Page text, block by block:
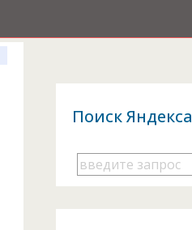
Поиск Яндекса